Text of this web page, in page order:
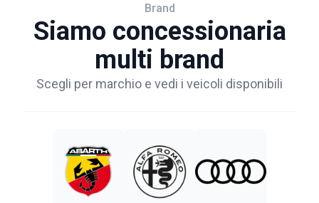
Brand
Siamo concessionaria
multi brand
Scegli per marchio e vedi i veicoli disponibili